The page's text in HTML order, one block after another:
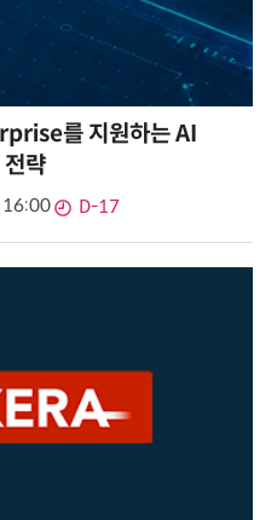
를 지원하는 AI
략
16:00 D-17